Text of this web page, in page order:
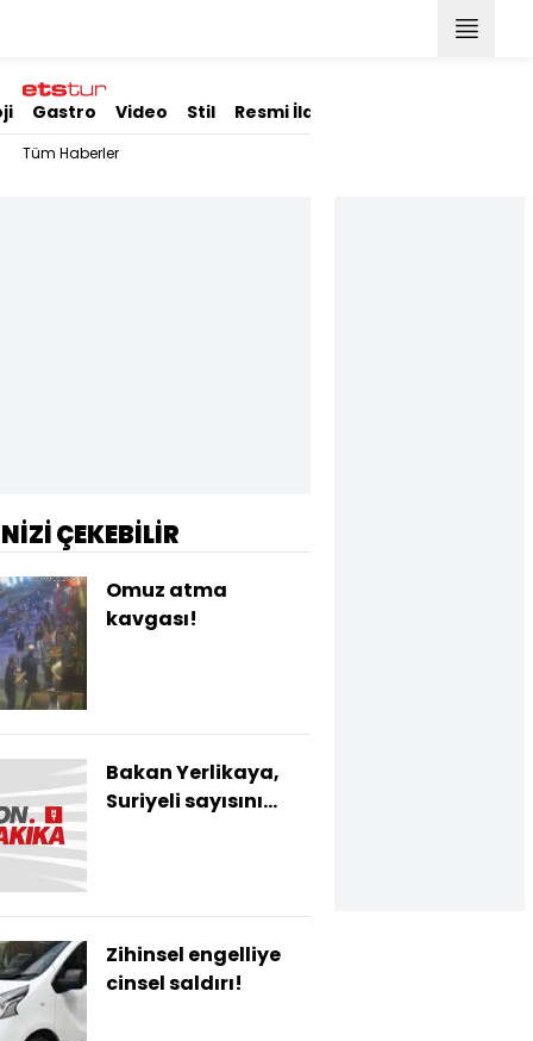
Gastro Video Stil Resmi İlanlar
Tüm Haberler
ÇEKEBİLİR
Omuz atma
kavgası!
Bakan Yerlikaya,
Suriyeli sayısını
Zihinsel engelliye
cinsel saldırı!